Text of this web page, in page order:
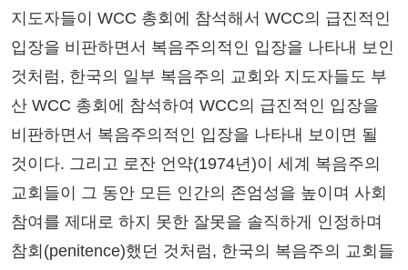
지도자들이 WCC 총회에 참석해서 WCC의 급진적인
입장을 비판하면서 복음주의적인 입장을 나타내 보인
것처럼, 한국의 일부 복음주의 교회와 지도자들도 부
산 WCC 총회에 참석하여 WCC의 급진적인 입장을
비판하면서 복음주의적인 입장을 나타내 보이면 될
것이다. 그리고 로잔 언약(1974년)이 세계 복음주의
교회들이 그 동안 모든 인간의 존엄성을 높이며 사회
참여를 제대로 하지 못한 잘못을 솔직하게 인정하며
참회(penitence)했던 것처럼, 한국의 복음주의 교회들